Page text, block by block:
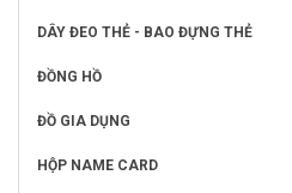
DÂY ĐEO THẺ - BAO ĐỰNG THẺ
ĐỒNG HỒ
ĐỒ GIA DỤNG
HỘP NAME CARD